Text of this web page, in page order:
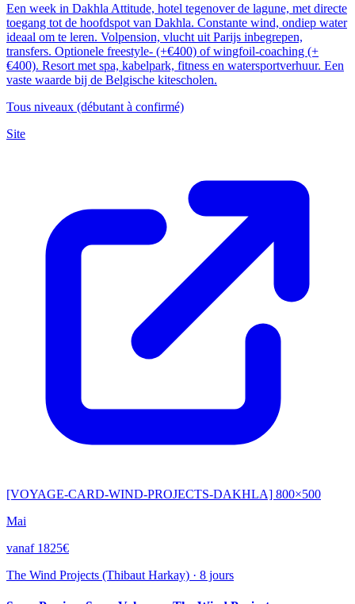
Een week in Dakhla Attitude, hotel tegenover de lagune, met directe
toegang tot de hoofdspot van Dakhla. Constante wind, ondiep water
ideaal om te leren. Volpension, vlucht uit Parijs inbegrepen,
transfers. Optionele freestyle- (+€400) of wingfoil-coaching (+
€400). Resort met spa, kabelpark, fitness en watersportverhuur. Een
vaste waarde bij de Belgische kitescholen.
Tous niveaux (débutant à confirmé)
Site
[VOYAGE-CARD-WIND-PROJECTS-DAKHLA] 800×500
Mai
vanaf 1825€
The Wind Projects (Thibaut Harkay) · 8 jours